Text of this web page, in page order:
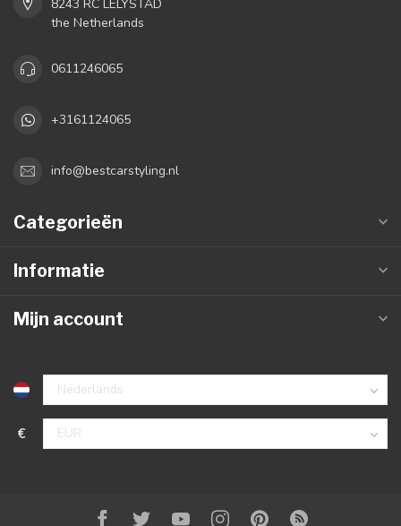
8243 RC LELYSTAD
the Netherlands
0611246065
+3161124065
info@bestcarstyling.nl
Categorieën
Informatie
Mijn account
€